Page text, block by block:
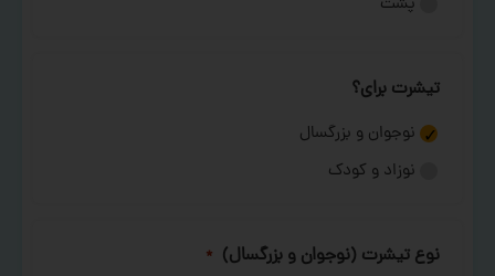
پشت
تیشرت برای؟
نوجوان و بزرگسال
نوزاد و کودک
نوع تیشرت (نوجوان و بزرگسال) *